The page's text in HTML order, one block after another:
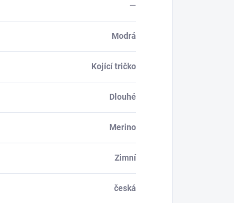
—
Modrá
Kojící tričko
Dlouhé
Merino
Zimní
česká